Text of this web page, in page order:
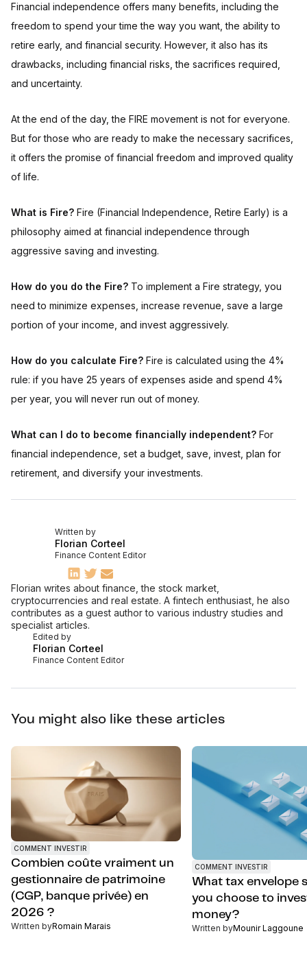
Financial independence offers many benefits, including the
freedom to spend your time the way you want, the ability to
retire early, and financial security. However, it also has its
drawbacks, including financial risks, the sacrifices required,
and uncertainty.
At the end of the day, the FIRE movement is not for everyone.
But for those who are ready to make the necessary sacrifices,
it offers the promise of financial freedom and improved quality
of life.
What is Fire? Fire (Financial Independence, Retire Early) is a
philosophy aimed at financial independence through
aggressive saving and investing.
How do you do the Fire? To implement a Fire strategy, you
need to minimize expenses, increase revenue, save a large
portion of your income, and invest aggressively.
How do you calculate Fire? Fire is calculated using the 4%
rule: if you have 25 years of expenses aside and spend 4%
per year, you will never run out of money.
What can I do to become financially independent? For
financial independence, set a budget, save, invest, plan for
retirement, and diversify your investments.
Edited by
Florian Corteel
Finance Content Editor
Written by
Florian Corteel
Finance Content Editor
Florian writes about finance, the stock market,
cryptocurrencies and real estate. A fintech enthusiast, he also
contributes as a guest author to various industry studies and
specialist articles.
You might also like these articles
COMMENT INVESTIR
Combien coûte vraiment un
gestionnaire de patrimoine
(CGP, banque privée) en
2026 ?
Written byRomain Marais
COMMENT INVESTIR
What tax envelope
you choose to
money?
Written byMounir Laggoune